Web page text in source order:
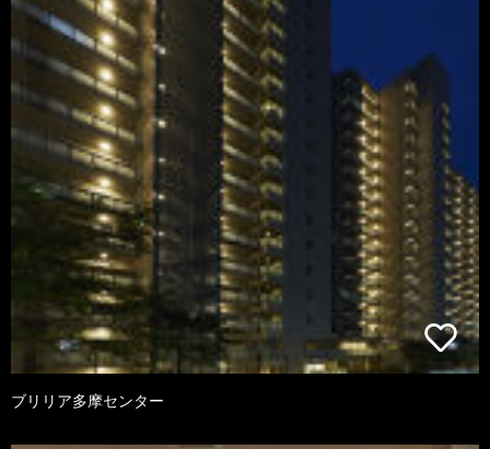
ブリリア多摩センター